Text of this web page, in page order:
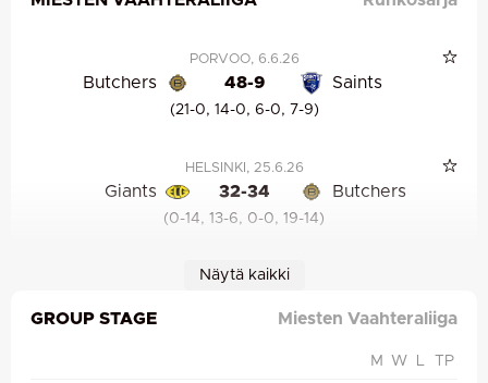
PORVOO, 6.6.26
Butchers 48-9 Saints
(21-0, 14-0, 6-0, 7-9)
HELSINKI , 25.6.26
Giants 32-34 Butchers
(0-14, 13-6, 0-0, 19-14)
KUOPIO , 3.7.26
(14-6, 7-8, 6-14, 15-15)
Näytä kaikki
GROUP STAGE Miesten Vaahteraliiga
M W L TP